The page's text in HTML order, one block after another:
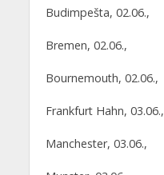
Budimpešta, 02.06.,
Bremen, 02.06.,
Bournemouth, 02.06.,
Frankfurt Hahn, 03.06.,
Manchester, 03.06.,